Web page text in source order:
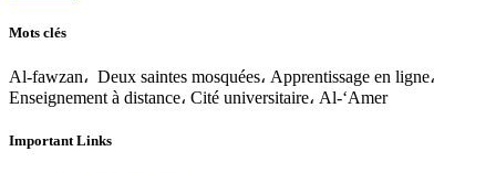
Mots clés
Al-fawzan، Deux saintes mosquées، Apprentissage en ligne،
Enseignement à distance، Cité universitaire، Al-‘Amer
Important Links